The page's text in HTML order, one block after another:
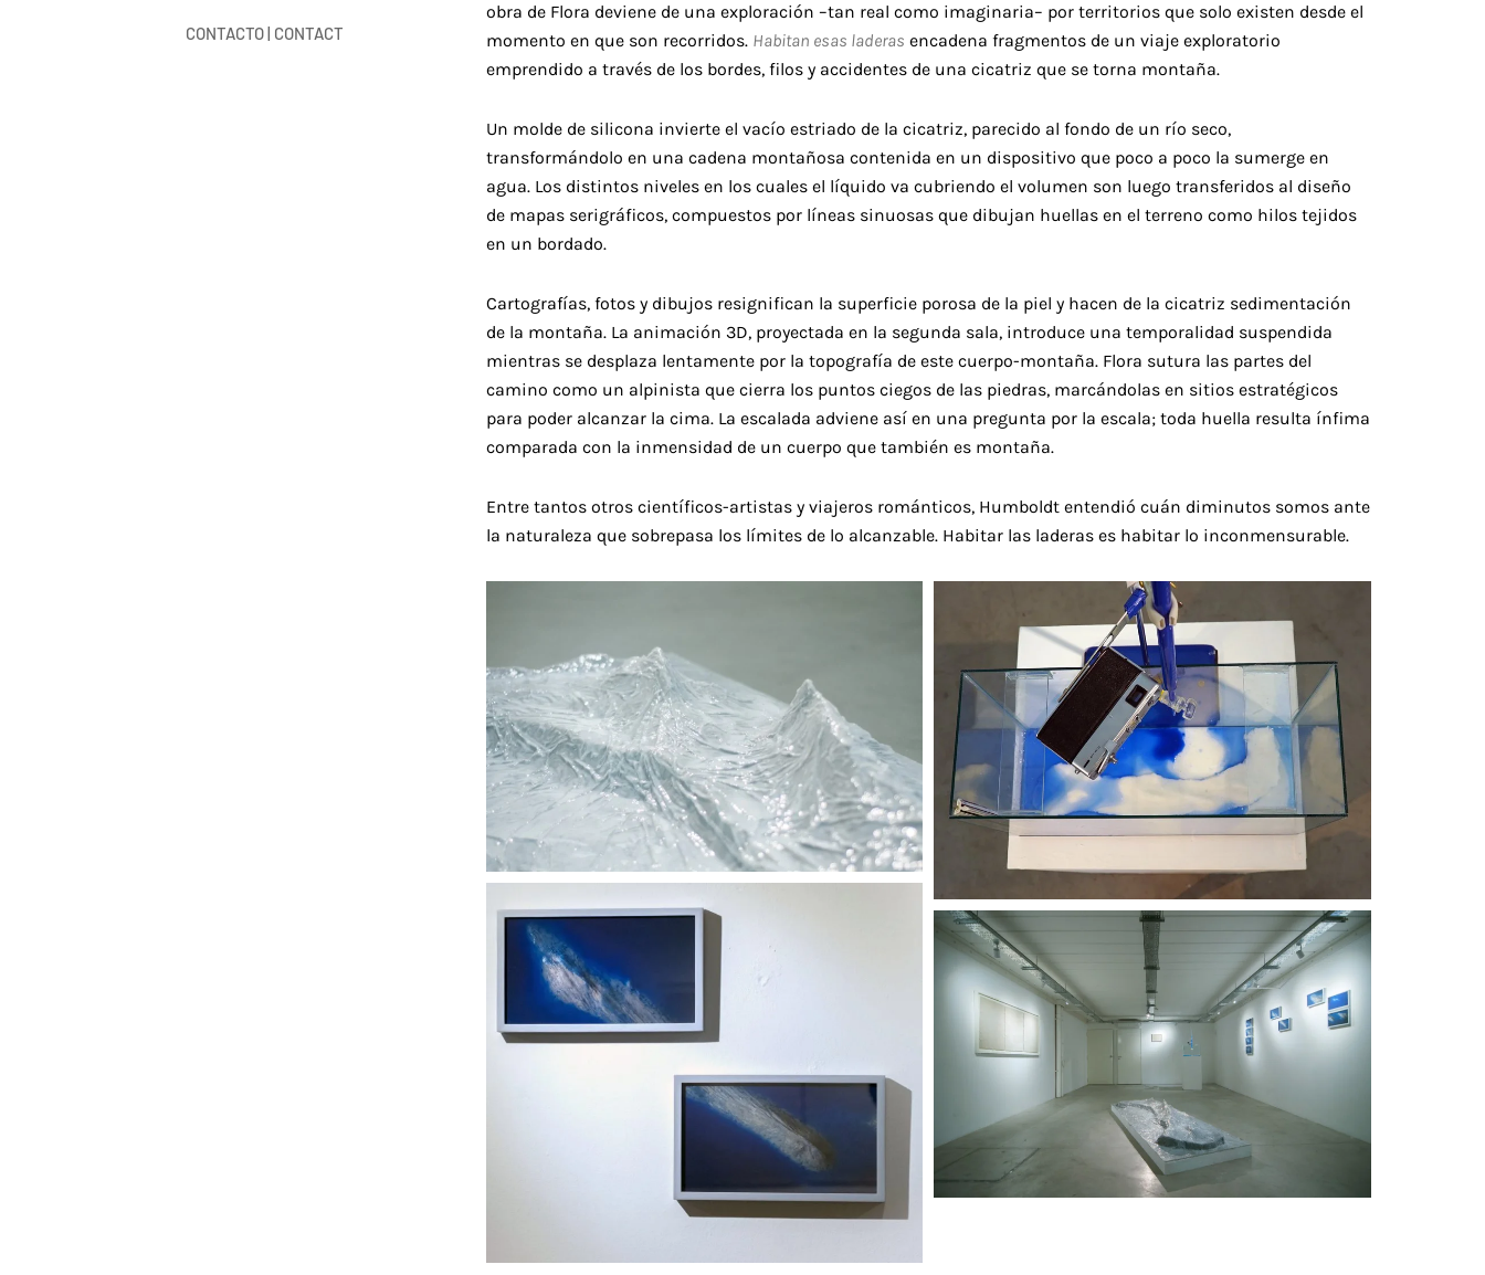
CONTACTO | CONTACT
obra de Flora deviene de una exploración –tan real como imaginaria– por territorios que solo existen desde el
momento en que son recorridos. Habitan esas laderas encadena fragmentos de un viaje exploratorio
emprendido a través de los bordes, filos y accidentes de una cicatriz que se torna montaña.
Un molde de silicona invierte el vacío estriado de la cicatriz, parecido al fondo de un río seco,
transformándolo en una cadena montañosa contenida en un dispositivo que poco a poco la sumerge en
agua. Los distintos niveles en los cuales el líquido va cubriendo el volumen son luego transferidos al diseño
de mapas serigráficos, compuestos por líneas sinuosas que dibujan huellas en el terreno como hilos tejidos
en un bordado.
Cartografías, fotos y dibujos resignifican la superficie porosa de la piel y hacen de la cicatriz sedimentación
de la montaña. La animación 3D, proyectada en la segunda sala, introduce una temporalidad suspendida
mientras se desplaza lentamente por la topografía de este cuerpo-montaña. Flora sutura las partes del
camino como un alpinista que cierra los puntos ciegos de las piedras, marcándolas en sitios estratégicos
para poder alcanzar la cima. La escalada adviene así en una pregunta por la escala; toda huella resulta ínfima
comparada con la inmensidad de un cuerpo que también es montaña.
Entre tantos otros científicos-artistas y viajeros románticos, Humboldt entendió cuán diminutos somos ante
la naturaleza que sobrepasa los límites de lo alcanzable. Habitar las laderas es habitar lo inconmensurable.